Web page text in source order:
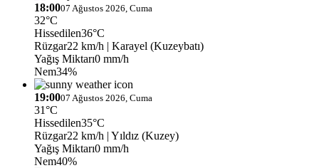
18:0007 Ağustos 2026, Cuma
32°C
Hissedilen36°C
Rüzgar22 km/h | Karayel (Kuzeybatı)
Yağış Miktarı0 mm/h
Nem34%
19:0007 Ağustos 2026, Cuma
31°C
Hissedilen35°C
Rüzgar22 km/h | Yıldız (Kuzey)
Yağış Miktarı0 mm/h
Nem40%